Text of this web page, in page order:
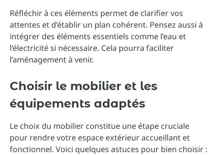
Réfléchir à ces éléments permet de clarifier vos
attentes et d’établir un plan cohérent. Pensez aussi à
intégrer des éléments essentiels comme l’eau et
l’électricité si nécessaire. Cela pourra faciliter
l’aménagement à venir.
Choisir le mobilier et les
équipements adaptés
Le choix du mobilier constitue une étape cruciale
pour rendre votre espace extérieur accueillant et
fonctionnel. Voici quelques astuces pour bien choisir :